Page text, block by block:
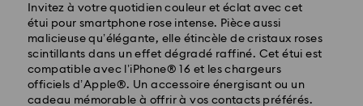
Invitez à votre quotidien couleur et éclat avec cet
étui pour smartphone rose intense. Pièce aussi
malicieuse qu’élégante, elle étincèle de cristaux roses
scintillants dans un effet dégradé raffiné. Cet étui est
compatible avec l’iPhone® 16 et les chargeurs
officiels d’Apple®. Un accessoire énergisant ou un
cadeau mémorable à offrir à vos contacts préférés.